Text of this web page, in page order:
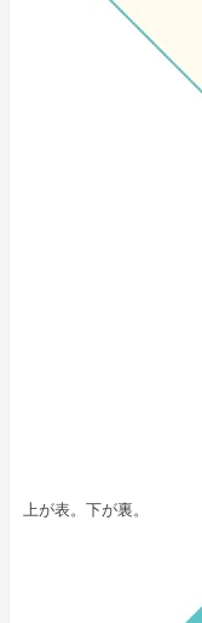
上が表。下が裏。